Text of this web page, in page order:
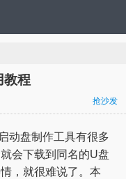
教程
抢沙发
动盘制作工具有很多
会下载到同名的U盘
，就很难说了。本